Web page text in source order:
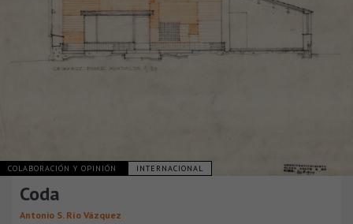
COLABORACIÓN Y OPINIÓN INTERNACIONAL
Coda
Antonio S. Río Vázquez